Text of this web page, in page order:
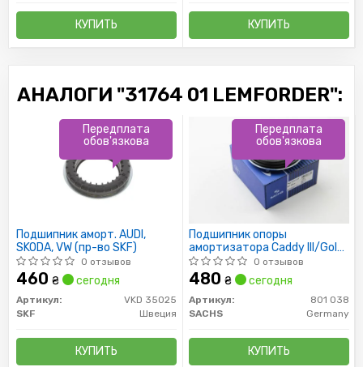
КУПИТЬ КУПИТЬ
АНАЛОГИ "31764 01 LEMFORDER":
Подшипник аморт. AUDI,
SKODA, VW (пр-во SKF)
0 отзывов
460 ₴ сегодня
Артикул:
VKD 35025
SKF
Швеция
КУПИТЬ
Передплата
обов'язкова
Подшипник опоры
амортизатора Caddy III/Golf
V/Passat B6/Octavia A5
0 отзывов
480 ₴ сегодня
Артикул:
801 038
SACHS
Germany
КУПИТЬ
Передплата
обов'язкова